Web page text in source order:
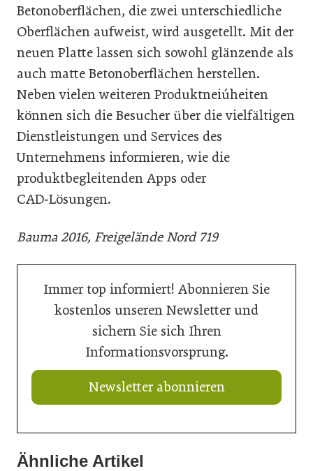
Betonoberflächen, die zwei unterschiedliche
Oberflächen aufweist, wird ausgetellt. Mit der
neuen Platte lassen sich sowohl glänzende als
auch matte Betonoberflächen herstellen.
Neben vielen weiteren Produktneiúheiten
können sich die Besucher über die vielfältigen
Dienstleistungen und Services des
Unternehmens informieren, wie die
produktbegleitenden Apps oder
CAD‑Lösungen.
Bauma 2016, Freigelände Nord 719
Immer top informiert! Abonnieren Sie
kostenlos unseren Newsletter und
sichern Sie sich Ihren
Informationsvorsprung.
Newsletter abonnieren
Ähnliche Artikel
20. Juli 2026